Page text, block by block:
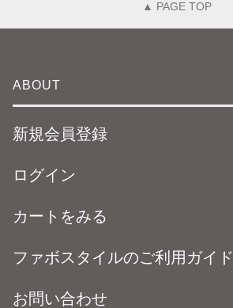
▲ PAGE TOP
ABOUT
新規会員登録
ログイン
カートをみる
ファボスタイルのご利用ガイド
お問い合わせ